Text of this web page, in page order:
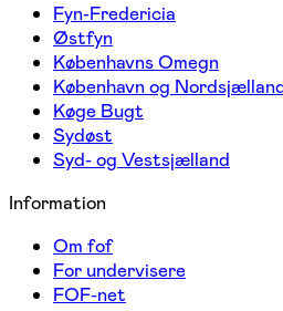
Fyn-Fredericia
Østfyn
Københavns Omegn
København og
Køge Bugt
Sydøst
Syd- og Vestsjælland
Information
Om fof
For undervisere
FOF-net